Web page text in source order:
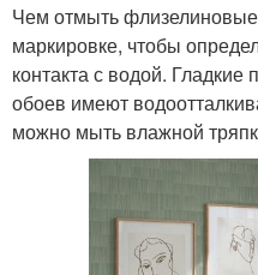
Чем отмыть
маркировке, чтобы
контакта с водой.
обоев имеют
можно мыть влажной